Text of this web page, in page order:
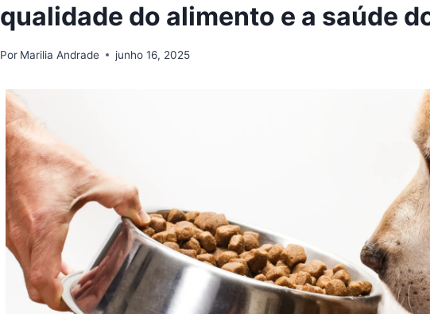
qualidade do alimento e a saúde
Por Marilia Andrade junho 16, 2025